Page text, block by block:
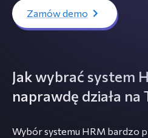
Zamów demo
Jak wybrać system
naprawdę działa na
Wybór systemu HRM bardzo